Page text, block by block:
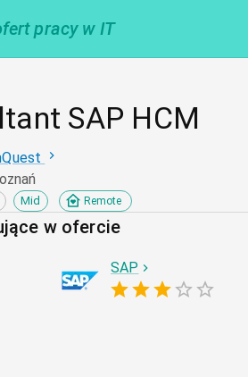
pracy w IT
SAP HCM
Mid Remote
w ofercie
SAP